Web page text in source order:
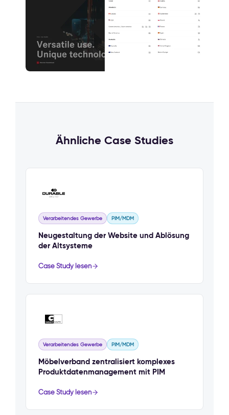
Ähnliche Case Studies
Verarbeitendes Gewerbe PIM/MDM
Neugestaltung der Website und Ablösung
der Altsysteme
Case Study lesen
Verarbeitendes Gewerbe PIM/MDM
Möbelverband zentralisiert komplexes
Produktdatenmanagement mit PIM
Case Study lesen